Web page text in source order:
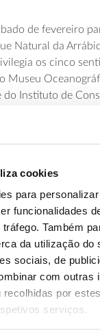
cookies
para
funcionalidades
Também
da utilização do
sociais, de
com outras
recolhidas por
serviços.
de fevereiro
Natural da
os cinco
Museu
do Instituto de
percurso pedestre
a Alpertuche,
regionais
Arrábida, local
Museu
este